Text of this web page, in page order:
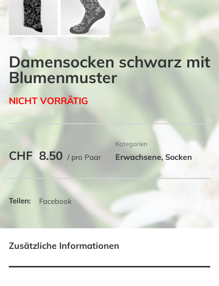
Damensocken schwarz mit
Blumenmuster
NICHT VORRÄTIG
CHF 8.50 / pro Paar
Kategorien
Erwachsene, Socken
Facebook
Zusätzliche Informationen